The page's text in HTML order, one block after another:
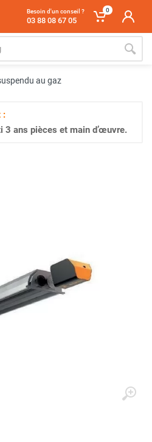
Besoin d'un conseil ?
03 88 08 67 05
0
au gaz
:
3 ans pièces et main d’œuvre.